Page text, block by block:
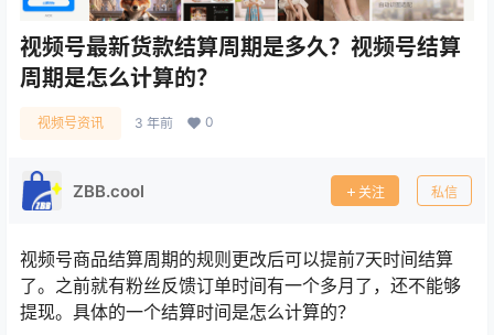
视频号最新货款结算周期是多久？视频号结算
周期是怎么计算的？
视频号资讯 3 年前 0
ZBB.cool 关注 私信
视频号商品结算周期的规则更改后可以提前7天时间结算
了。之前就有粉丝反馈订单时间有一个多月了，还不能够
提现。具体的一个结算时间是怎么计算的？